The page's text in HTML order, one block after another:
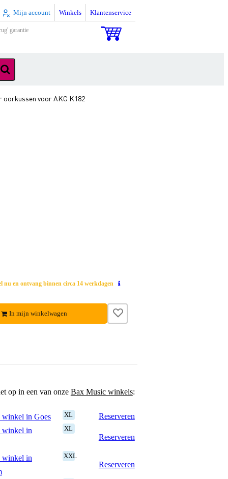
Mijn account Winkels Klantenservice
garantie
oorkussen voor AKG K182
nu en ontvang binnen circa 14 werkdagen
In mijn winkelwagen
op in een van onze Bax Music winkels:
in Goes XL
Reserveren
winkel in
XL
Reserveren
winkel in
XXL
Reserveren